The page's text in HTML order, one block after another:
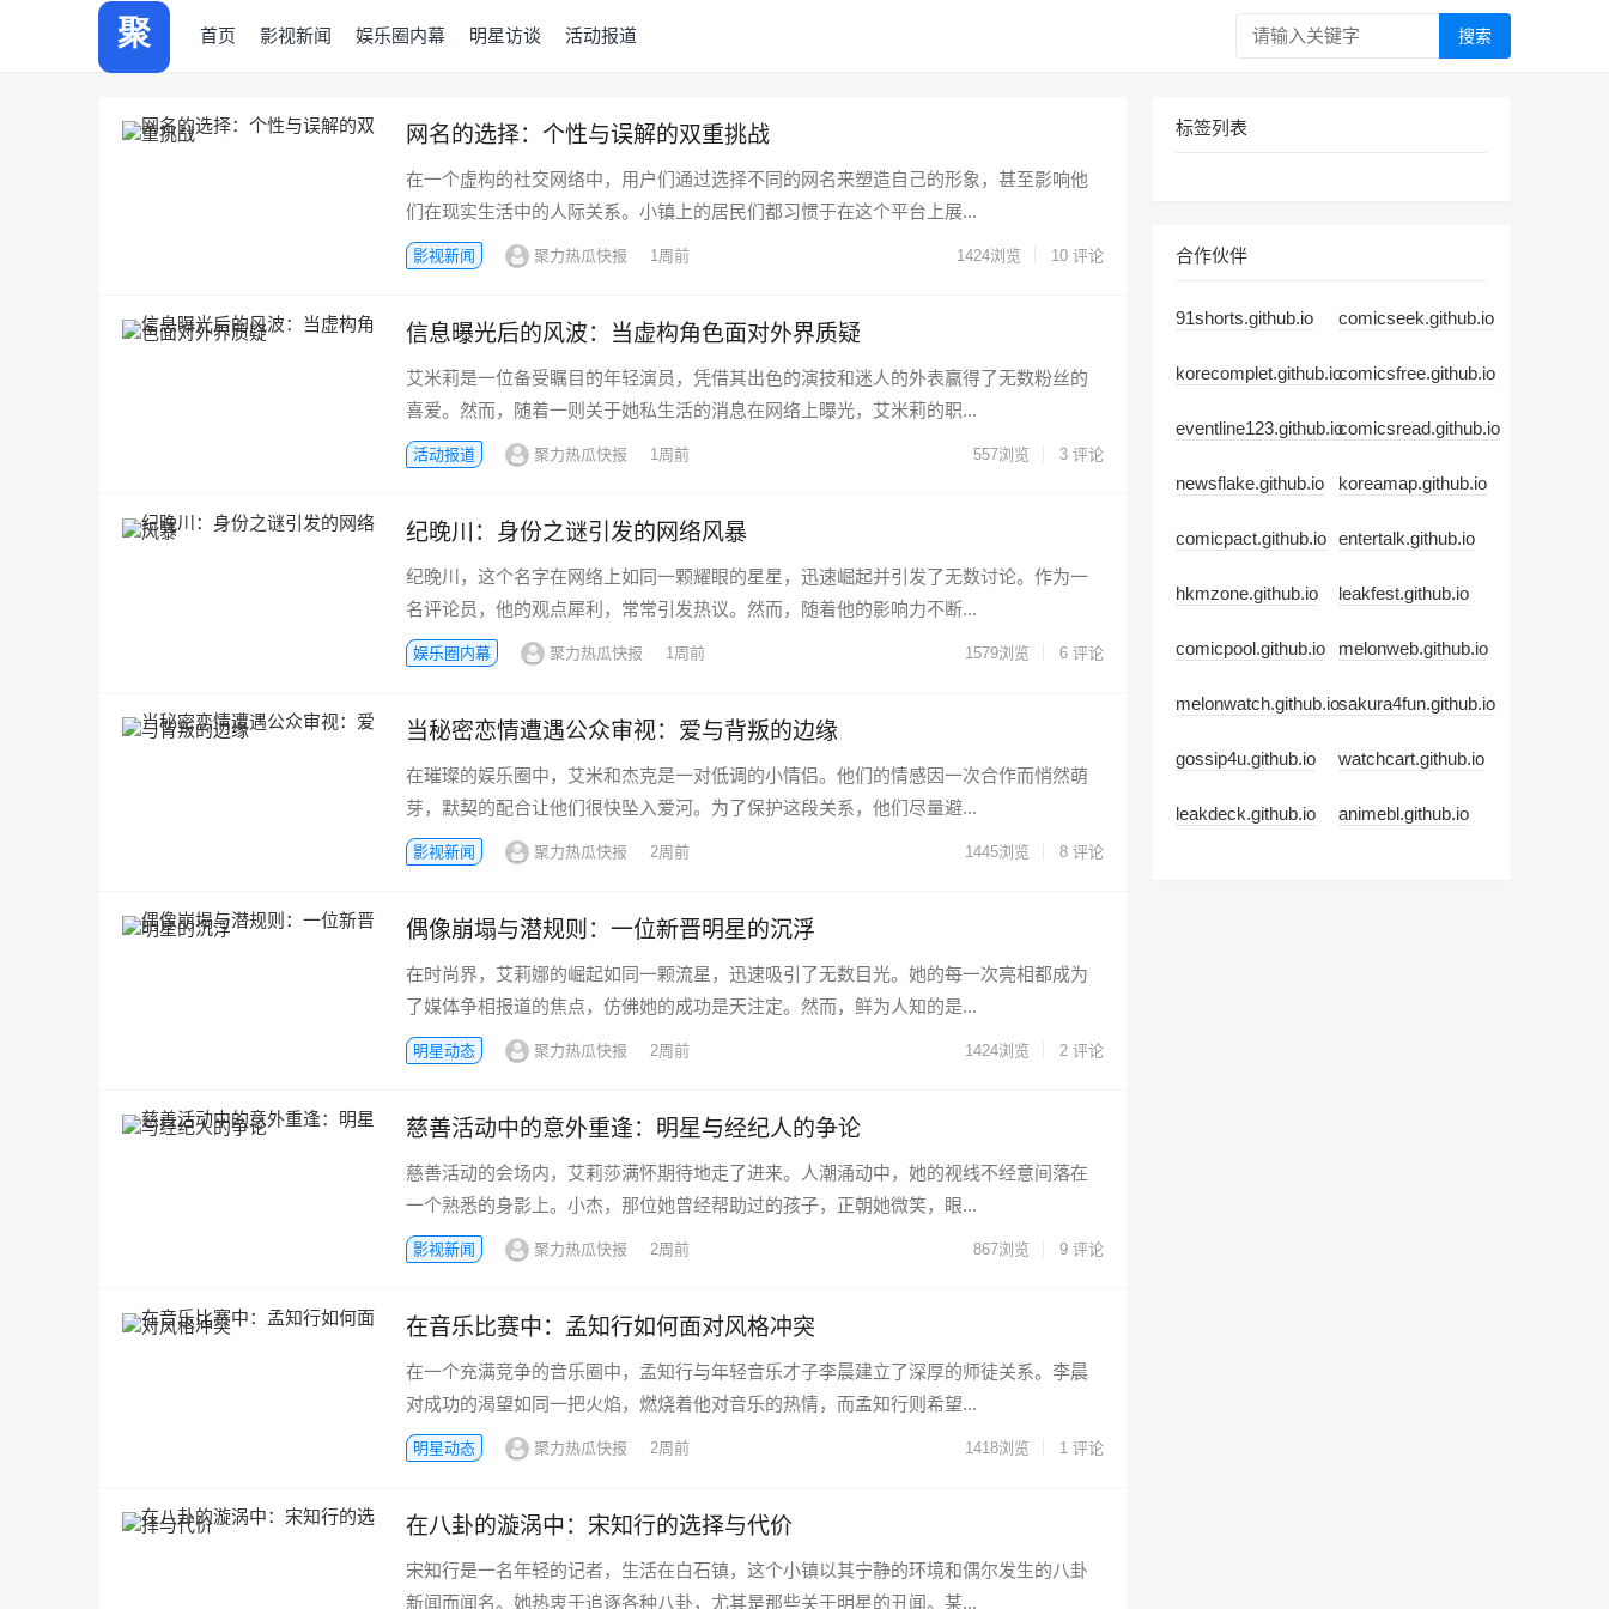
聚力热瓜快报
首页 影视新闻 娱乐圈内幕 明星访谈 活动报道 搜索
网名的选择：个性与误解的双重挑战
在一个虚构的社交网络中，用户们通过选择不同的网名来塑造自己的形象，甚至影响他
们在现实生活中的人际关系。小镇上的居民们都习惯于在这个平台上展...
影视新闻 聚力热瓜快报 1周前 1424浏览 10 评论
信息曝光后的风波：当虚构角色面对外界质疑
艾米莉是一位备受瞩目的年轻演员，凭借其出色的演技和迷人的外表赢得了无数粉丝的
喜爱。然而，随着一则关于她私生活的消息在网络上曝光，艾米莉的职...
活动报道 聚力热瓜快报 1周前 557浏览 3 评论
纪晚川：身份之谜引发的网络风暴
纪晚川，这个名字在网络上如同一颗耀眼的星星，迅速崛起并引发了无数讨论。作为一
名评论员，他的观点犀利，常常引发热议。然而，随着他的影响力不断...
娱乐圈内幕 聚力热瓜快报 1周前 1579浏览 6 评论
当秘密恋情遭遇公众审视：爱与背叛的边缘
在璀璨的娱乐圈中，艾米和杰克是一对低调的小情侣。他们的情感因一次合作而悄然萌
芽，默契的配合让他们很快坠入爱河。为了保护这段关系，他们尽量避...
影视新闻 聚力热瓜快报 2周前 1445浏览 8 评论
偶像崩塌与潜规则：一位新晋明星的沉浮
在时尚界，艾莉娜的崛起如同一颗流星，迅速吸引了无数目光。她的每一次亮相都成为
了媒体争相报道的焦点，仿佛她的成功是天注定。然而，鲜为人知的是...
明星动态 聚力热瓜快报 2周前 1424浏览 2 评论
慈善活动中的意外重逢：明星与经纪人的争论
慈善活动的会场内，艾莉莎满怀期待地走了进来。人潮涌动中，她的视线不经意间落在
一个熟悉的身影上。小杰，那位她曾经帮助过的孩子，正朝她微笑，眼...
影视新闻 聚力热瓜快报 2周前 867浏览 9 评论
在音乐比赛中：孟知行如何面对风格冲突
在一个充满竞争的音乐圈中，孟知行与年轻音乐才子李晨建立了深厚的师徒关系。李晨
对成功的渴望如同一把火焰，燃烧着他对音乐的热情，而孟知行则希望...
明星动态 聚力热瓜快报 2周前 1418浏览 1 评论
在八卦的漩涡中：宋知行的选择与代价
宋知行是一名年轻的记者，生活在白石镇，这个小镇以其宁静的环境和偶尔发生的八卦
新闻而闻名。她热衷于追逐各种八卦，尤其是那些关于明星的丑闻。某...
标签列表
合作伙伴
91shorts.github.io comicseek.github.io
korecomplet.github.iocomicsfree.github.io
eventline123.github.iocomicsread.github.io
newsflake.github.io koreamap.github.io
comicpact.github.io entertalk.github.io
hkmzone.github.io leakfest.github.io
comicpool.github.io melonweb.github.io
melonwatch.github.iosakura4fun.github.io
gossip4u.github.io watchcart.github.io
leakdeck.github.io animebl.github.io